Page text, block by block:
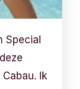
Special
Ik